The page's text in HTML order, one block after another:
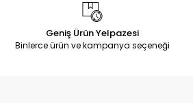
Geniş Ürün Yelpazesi
Binlerce ürün ve kampanya seçeneği